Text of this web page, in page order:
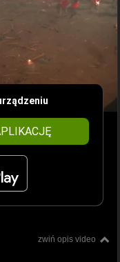
zwiń opis video